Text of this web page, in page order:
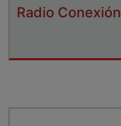
Radio Conexión